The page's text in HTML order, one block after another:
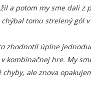
a potom my sme dali z
tomu strelený gól v
zhodnotil úplne
kombinačnej hre. My
ale znova